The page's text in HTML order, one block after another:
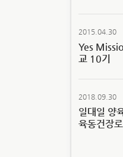
2015.04.30
Yes
교 10기
2018.09.30
일대일 양
육동건장로